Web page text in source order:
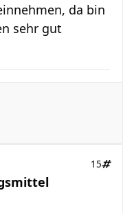
da bin
sehr gut
15